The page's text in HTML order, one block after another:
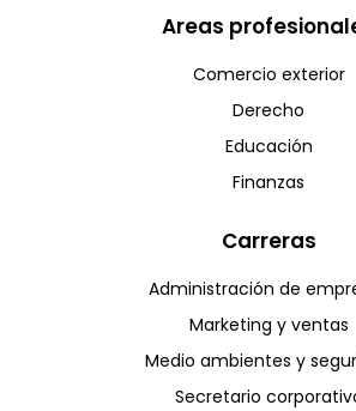
Areas
Comercio exterior
Derecho
Educación
Finanzas
Carreras
Administración de
Marketing y ventas
Medio ambientes y
Secretario